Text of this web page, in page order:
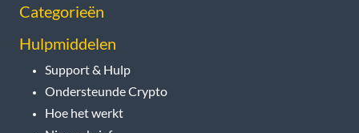
Categorieën
Hulpmiddelen
Support & Hulp
Ondersteunde Crypto
Hoe het werkt